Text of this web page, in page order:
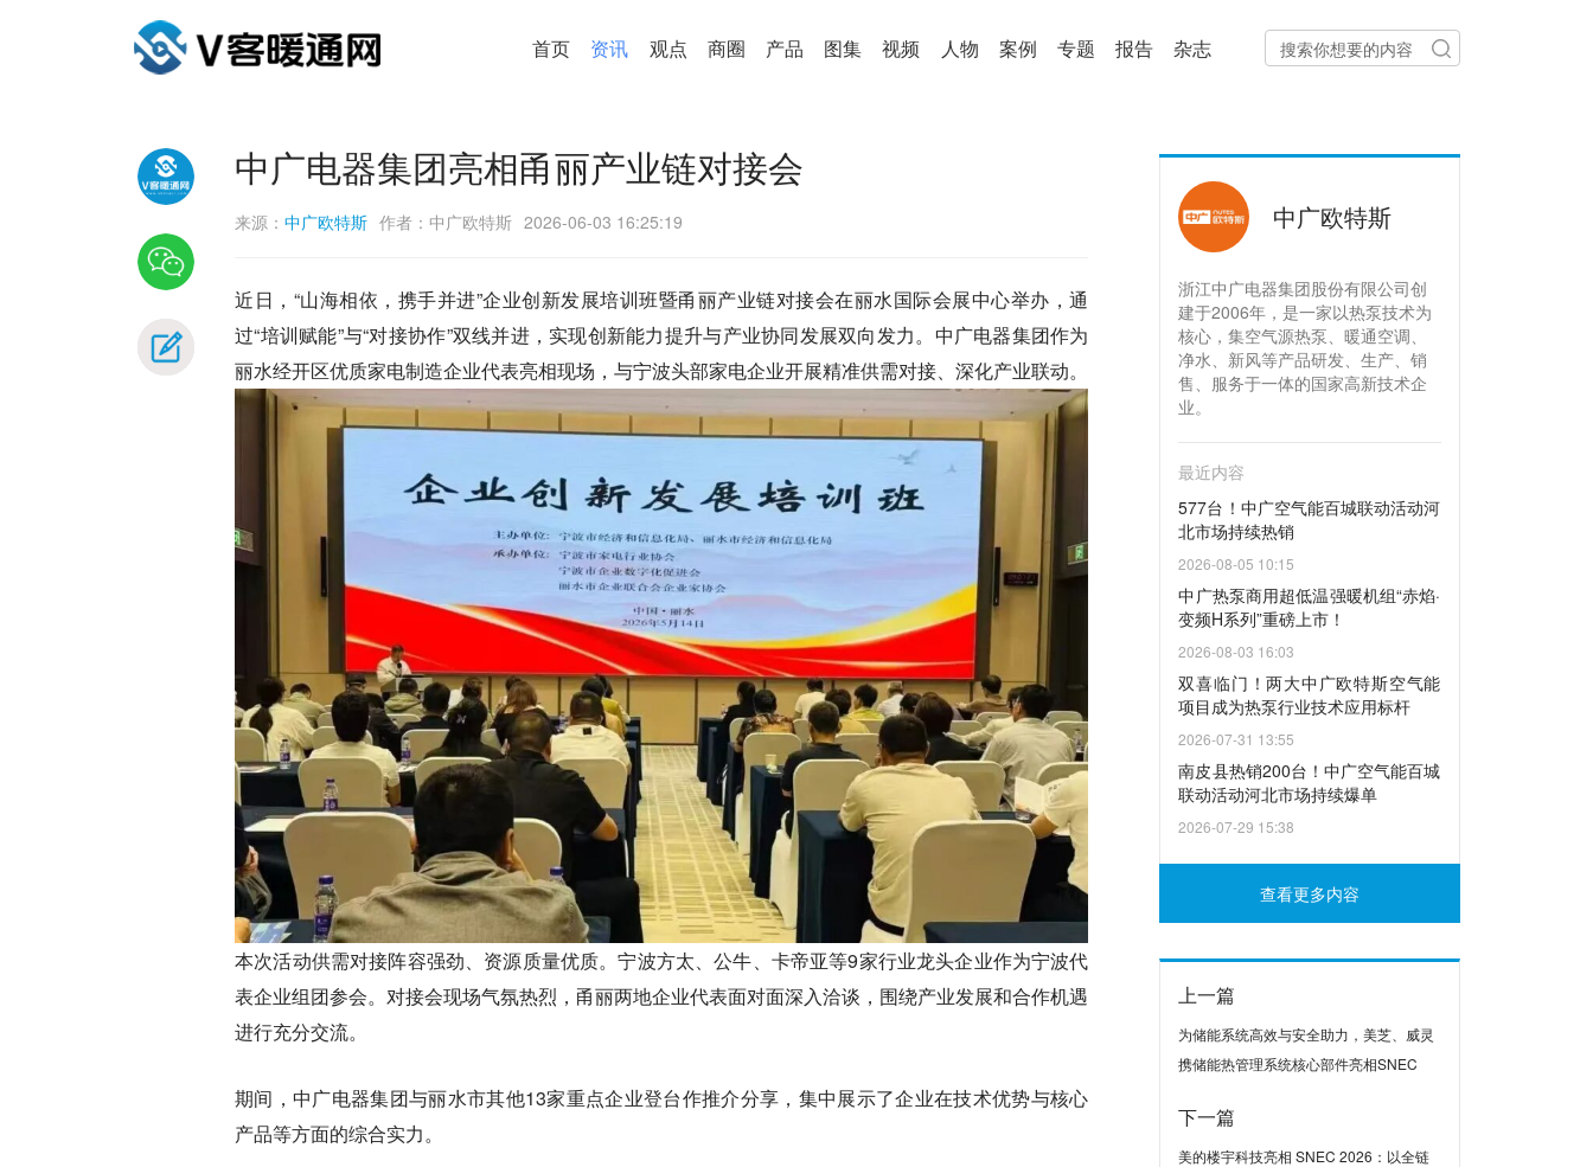
首页 资讯 观点 商圈 产品 图集 视频 人物 案例 专题 报告 杂志
中广电器集团亮相甬丽产业链对接会
来源： 中广欧特斯 作者：中广欧特斯 2026-06-03 16:25:19
近日，“山海相依，携手并进”企业创新发展培训班暨甬丽产业链对接会在丽水国际会展中心举办，通
过“培训赋能”与“对接协作”双线并进，实现创新能力提升与产业协同发展双向发力。中广电器集团作为
丽水经开区优质家电制造企业代表亮相现场，与宁波头部家电企业开展精准供需对接、深化产业联动。
本次活动供需对接阵容强劲、资源质量优质。宁波方太、公牛、卡帝亚等9家行业龙头企业作为宁波代
表企业组团参会。对接会现场气氛热烈，甬丽两地企业代表面对面深入洽谈，围绕产业发展和合作机遇
进行充分交流。
期间，中广电器集团与丽水市其他13家重点企业登台作推介分享，集中展示了企业在技术优势与核心
产品等方面的综合实力。
中广欧特斯
浙江中广电器集团股份有限公司创
建于2006年，是一家以热泵技术为
核心，集空气源热泵、暖通空调、
净水、新风等产品研发、生产、销
售、服务于一体的国家高新技术企
业。
最近内容
577台！中广空气能百城联动活动河
北市场持续热销
2026-08-05 10:15
中广热泵商用超低温强暖机组“赤焰·
变频H系列”重磅上市！
2026-08-03 16:03
双喜临门！两大中广欧特斯空气能
项目成为热泵行业技术应用标杆
2026-07-31 13:55
南皮县热销200台！中广空气能百城
联动活动河北市场持续爆单
2026-07-29 15:38
查看更多内容
上一篇
为储能系统高效与安全助力，美芝、威灵
携储能热管理系统核心部件亮相SNEC
下一篇
美的楼宇科技亮相 SNEC 2026：以全链